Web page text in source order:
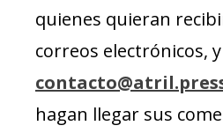
quienes quieran
correos electrónicos,
hagan llegar sus